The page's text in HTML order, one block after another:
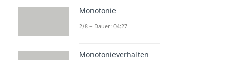
Monotonie
2/8 – Dauer: 04:27
Monotonieverhalten